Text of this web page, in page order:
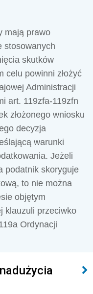
mają prawo
stosowanych
skutków
celu powinni złożyć
Administracji
art. 119zfa-119zfn
złożonego wniosku
decyzja
warunki
Jeżeli
podatnik skoryguje
to nie można
objętym
klauzuli przeciwko
Ordynacji